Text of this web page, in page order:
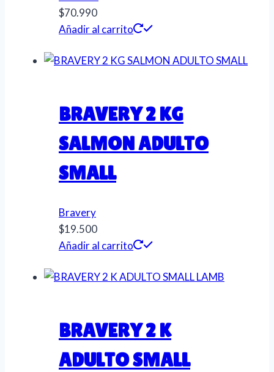
$70.990
Añadir al carrito
BRAVERY 2 KG
SALMON ADULTO
SMALL
Bravery
$19.500
Añadir al carrito
BRAVERY 2 K
ADULTO SMALL